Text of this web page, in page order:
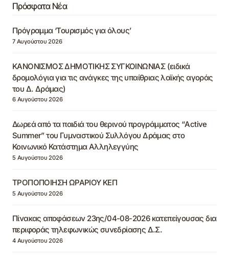
Πρόσφατα Νέα
Πρόγραμμα ‘Τουρισμός για όλους’
7 Αυγούστου 2026
ΚΑΝΟΝΙΣΜΟΣ ΔΗΜΟΤΙΚΗΣ ΣΥΓΚΟΙΝΩΝΙΑΣ (ειδικά
δρομολόγια για τις ανάγκες της υπαίθριας λαϊκής αγοράς
του Δ. Δράμας)
6 Αυγούστου 2026
Δωρεά από τα παιδιά του θερινού προγράμματος “Active
Summer” του Γυμναστικού Συλλόγου Δράμας στο
Κοινωνικό Κατάστημα Αλληλεγγύης
5 Αυγούστου 2026
ΤΡΟΠΟΠΟΙΗΣΗ ΩΡΑΡΙΟΥ ΚΕΠ
5 Αυγούστου 2026
Πίνακας αποφάσεων 23ης/04-08-2026 κατεπείγουσας δια
περιφοράς τηλεφωνικώς συνεδρίασης Δ.Σ.
4 Αυγούστου 2026